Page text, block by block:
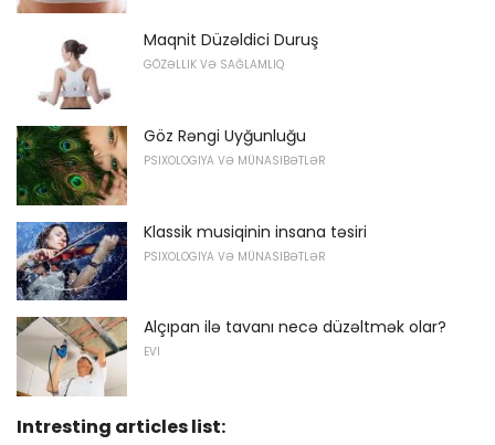
Maqnit Düzəldici Duruş
GÖZƏLLIK VƏ SAĞLAMLIQ
Göz Rəngi ​​Uyğunluğu
PSIXOLOGIYA VƏ MÜNASIBƏTLƏR
Klassik musiqinin insana təsiri
PSIXOLOGIYA VƏ MÜNASIBƏTLƏR
Alçıpan ilə tavanı necə düzəltmək olar?
EVI
Intresting articles list: